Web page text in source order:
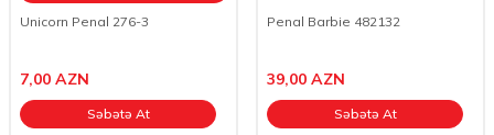
Unicorn Penal 276-3
7,00 AZN
Səbətə At
Penal Barbie 482132
39,00 AZN
Səbətə At